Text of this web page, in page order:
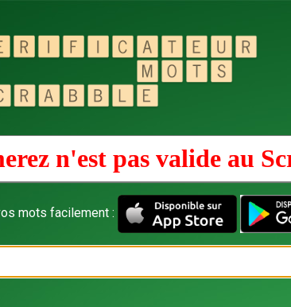
n'est pas valide au
mots facilement :